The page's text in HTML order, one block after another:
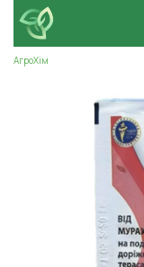
АгроХім